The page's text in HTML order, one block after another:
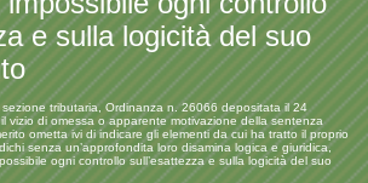
e sulla logicità del suo
sezione tributaria, Ordinanza n. 26066 depositata il 24
vizio di omessa o apparente motivazione della sentenza
ometta ivi di indicare gli elementi da cui ha tratto il proprio
senza un’approfondita loro disamina logica e giuridica,
ogni controllo sull’esattezza e sulla logicità del suo